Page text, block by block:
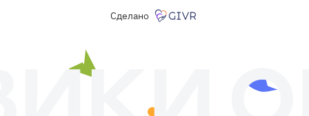
Сделано